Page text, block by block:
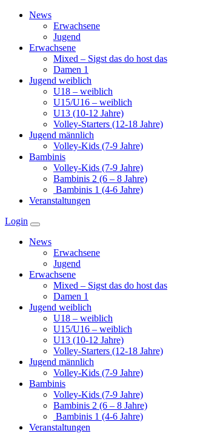
Zum
News
Erwachsene
Jugend
Erwachsene
Mixed – Sigst das do host das
Damen 1
Jugend weiblich
U18 – weiblich
U15/U16 – weiblich
U13 (10-12 Jahre)
Volley-Starters (12-18 Jahre)
Jugend männlich
Volley-Kids (7-9 Jahre)
Bambinis
Volley-Kids (7-9 Jahre)
Bambinis 2 (6 – 8 Jahre)
Bambinis 1 (4-6 Jahre)
Veranstaltungen
Login
News
Erwachsene
Jugend
Erwachsene
Mixed – Sigst das do host das
Damen 1
Jugend weiblich
U18 – weiblich
U15/U16 – weiblich
U13 (10-12 Jahre)
Volley-Starters (12-18 Jahre)
Jugend männlich
Volley-Kids (7-9 Jahre)
Bambinis
Volley-Kids (7-9 Jahre)
Bambinis 2 (6 – 8 Jahre)
Bambinis 1 (4-6 Jahre)
Veranstaltungen